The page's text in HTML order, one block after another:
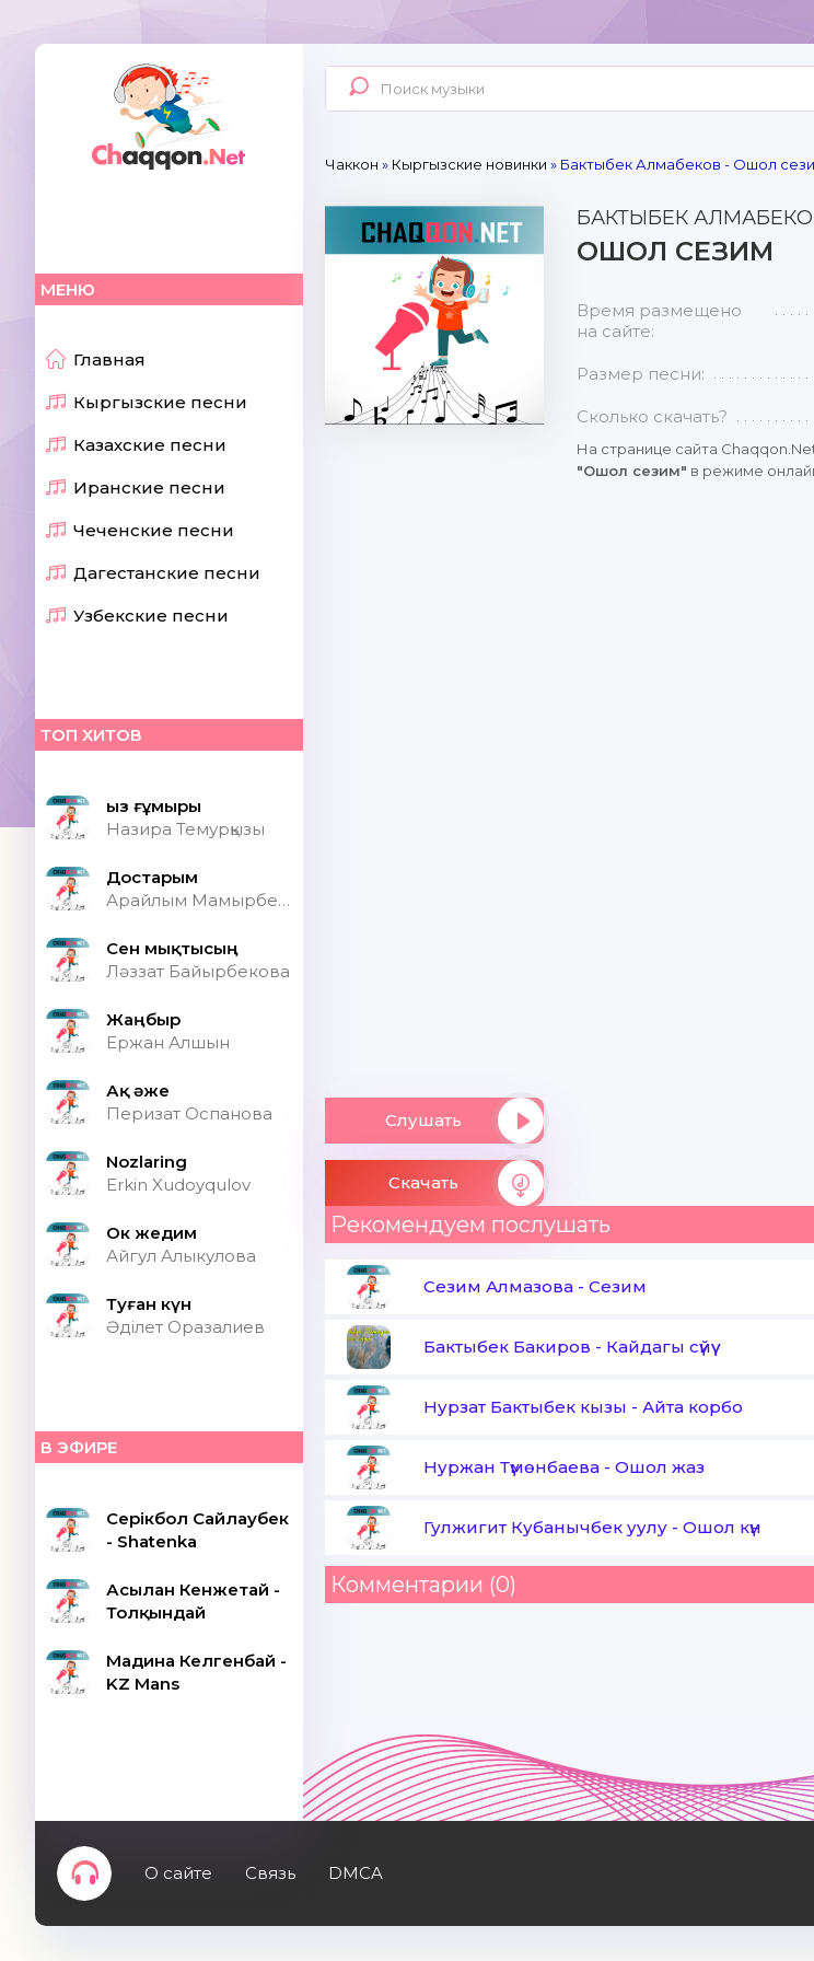
МЕНЮ
Главная
Кыргызские песни
Казахские песни
Иранские песни
Чеченские песни
Дагестанские песни
Узбекские песни
ТОП ХИТОВ
Қыз ғұмыры
Назира Темурқызы
Достарым
Арайлым Мамырбекқызы
Сен мықтысың
Ләззат Байырбекова
Жаңбыр
Ержан Алшын
Ақ әже
Перизат Оспанова
Nozlaring
Erkin Xudoyqulov
Ок жедим
Айгул Алыкулова
Туған күн
Әділет Оразалиев
В ЭФИРЕ
Серікбол Сайлаубек
- Shatenka
Асылан Кенжетай -
Толқындай
Мадина Келгенбай -
KZ Mans
Чаккон » Кыргызские новинки » Бактыбек Алмабеков - Ошол
Слушать
Скачать
БАКТЫБЕК
ОШОЛ СЕЗИМ
Время размещено
на сайте:
Размер песни:
Сколько скачать?
На странице сайта
"Ошол сезим" в режиме
Рекомендуем послушать
Сезим Алмазова - Сезим
Бактыбек Бакиров - Кайдагы сүйүү
Нурзат Бактыбек кызы - Айта корбо
Нуржан Түмөнбаева - Ошол жаз
Гулжигит Кубанычбек уулу - Ошол күн
Комментарии (0)
О сайте Связь DMCA